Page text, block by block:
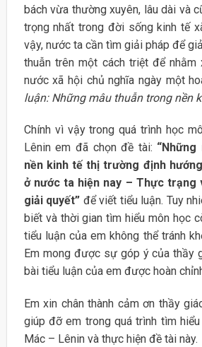
bách vừa thường xuyên, lâu dài và
trọng nhất trong đời sống kinh tế
vậy, nước ta cần tìm giải pháp để
thuẫn trên một cách triệt để nhằm
nước xã hội chủ nghĩa ngày một
luận: Những mâu thuẫn trong nền
Chính vì vậy trong quá trình học
Lênin em đã chọn đề tài:
nền kinh tế thị trường định
ở nước ta hiện nay – Thực trạng
giải quyết” để viết tiểu luận. Tuy
biết và thời gian tìm hiểu môn học
tiểu luận của em không thể tránh
Em mong được sự góp ý của thầy
bài tiểu luận của em được hoàn
Em xin chân thành cảm ơn thầy
giúp đỡ em trong quá trình tìm
Mác – Lênin và thực hiện đề tài này.